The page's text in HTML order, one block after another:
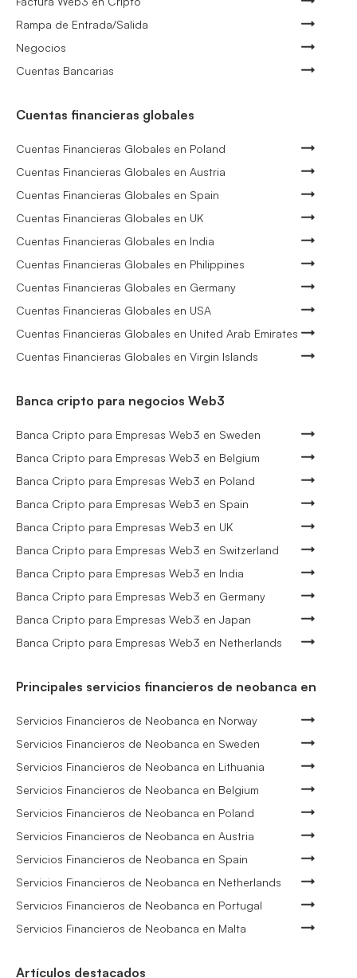
Rampa de Entrada/Salida
Negocios
Cuentas Bancarias
Cuentas financieras globales
Cuentas Financieras Globales en Poland
Cuentas Financieras Globales en Austria
Cuentas Financieras Globales en Spain
Cuentas Financieras Globales en UK
Cuentas Financieras Globales en India
Cuentas Financieras Globales en Philippines
Cuentas Financieras Globales en Germany
Cuentas Financieras Globales en USA
Cuentas Financieras Globales en United Arab Emirates
Cuentas Financieras Globales en Virgin Islands
Banca cripto para negocios Web3
Banca Cripto para Empresas Web3 en Sweden
Banca Cripto para Empresas Web3 en Belgium
Banca Cripto para Empresas Web3 en Poland
Banca Cripto para Empresas Web3 en Spain
Banca Cripto para Empresas Web3 en UK
Banca Cripto para Empresas Web3 en Switzerland
Banca Cripto para Empresas Web3 en India
Banca Cripto para Empresas Web3 en Germany
Banca Cripto para Empresas Web3 en Japan
Banca Cripto para Empresas Web3 en Netherlands
Principales servicios financieros de neobanca en
Servicios Financieros de Neobanca en Norway
Servicios Financieros de Neobanca en Sweden
Servicios Financieros de Neobanca en Lithuania
Servicios Financieros de Neobanca en Belgium
Servicios Financieros de Neobanca en Poland
Servicios Financieros de Neobanca en Austria
Servicios Financieros de Neobanca en Spain
Servicios Financieros de Neobanca en Netherlands
Servicios Financieros de Neobanca en Portugal
Servicios Financieros de Neobanca en Malta
Artículos destacados